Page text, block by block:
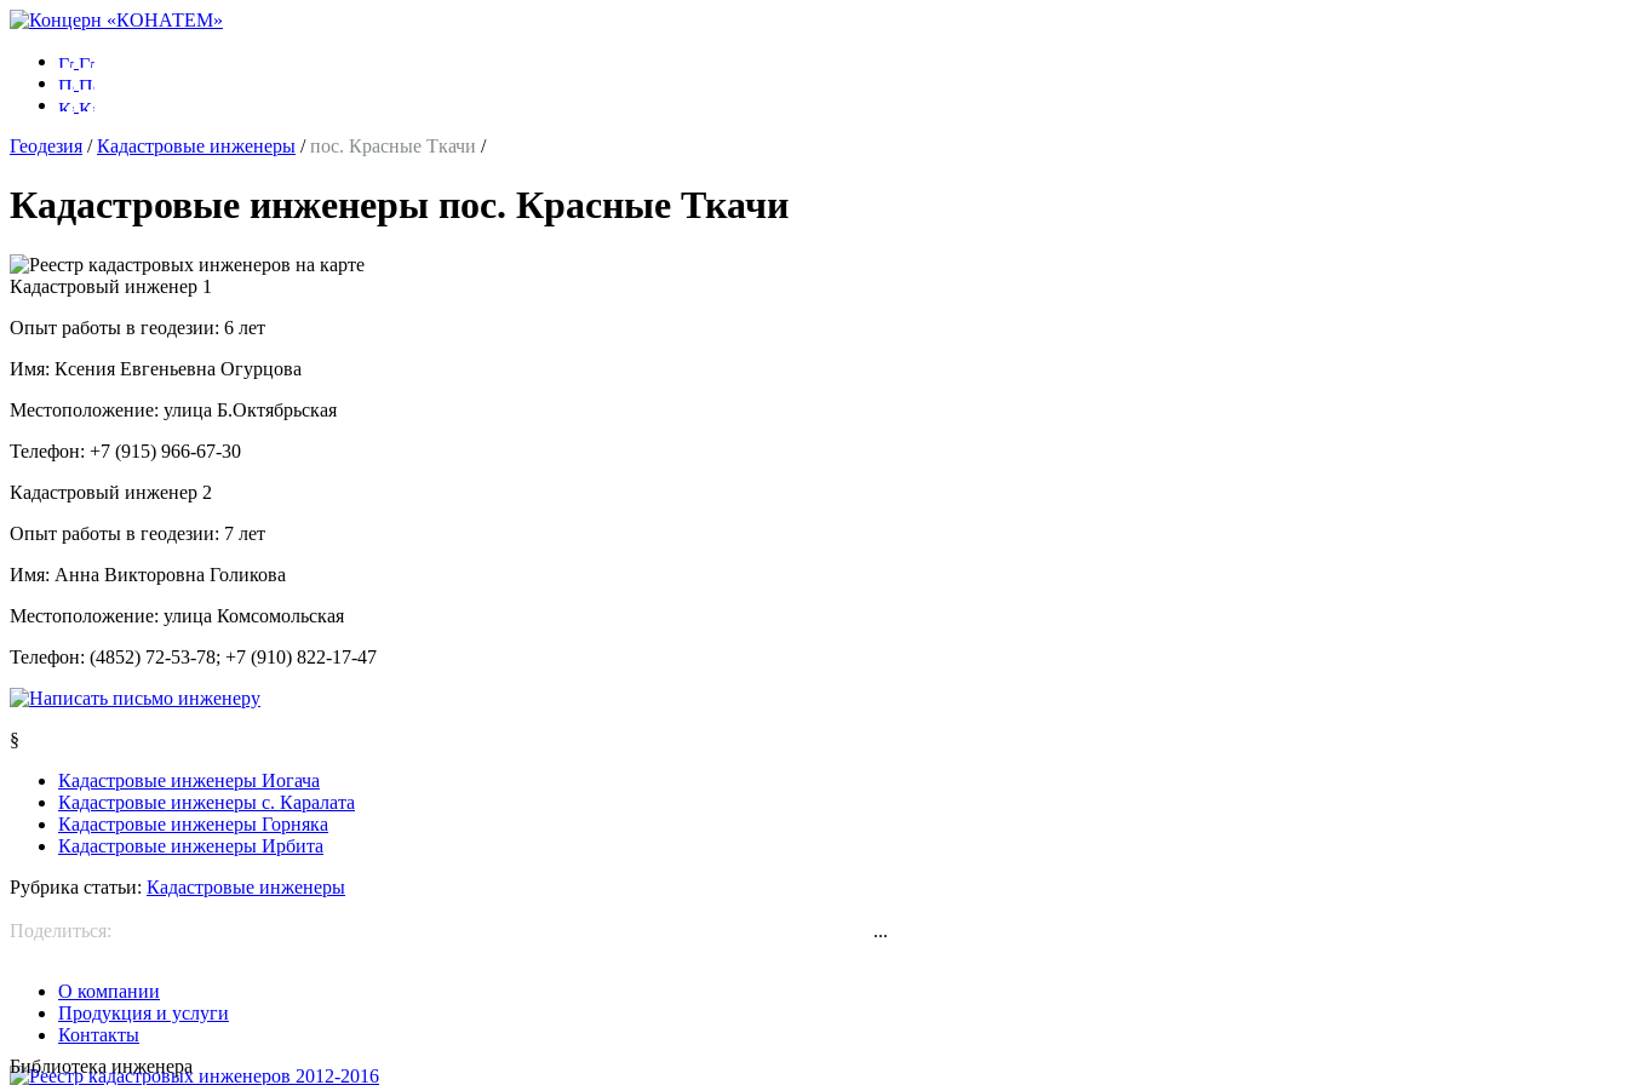
Геодезия /Кадастровые инженеры /пос. Красные Ткачи /
Кадастровые инженеры пос. Красные Ткачи
Кадастровый инженер 1
Опыт работы в геодезии: 6 лет
Имя: Ксения Евгеньевна Огурцова
Местоположение: улица Б.Октябрьская
Телефон: +7 (915) 966-67-30
Кадастровый инженер 2
Опыт работы в геодезии: 7 лет
Имя: Анна Викторовна Голикова
Местоположение: улица Комсомольская
Телефон: (4852) 72-53-78; +7 (910) 822-17-47
§
Кадастровые инженеры Иогача
Кадастровые инженеры с. Каралата
Кадастровые инженеры Горняка
Кадастровые инженеры Ирбита
Рубрика статьи: Кадастровые инженеры
Поделиться: ...
О компании
Продукция и услуги
Контакты
Библиотека инженера